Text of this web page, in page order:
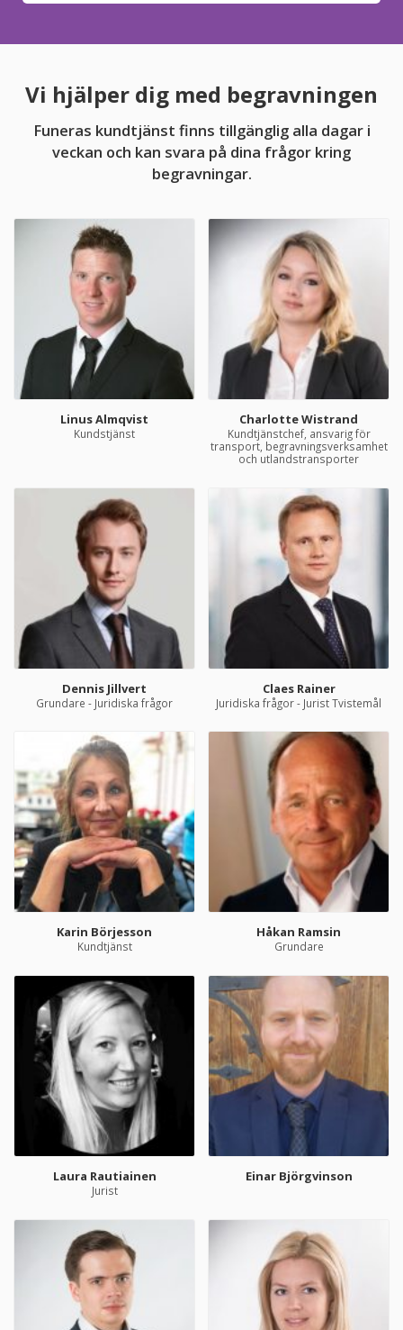
Vi hjälper dig med begravningen
Funeras kundtjänst finns tillgänglig alla dagar i
veckan och kan svara på dina frågor kring
begravningar.
Linus Almqvist
Kundstjänst
Charlotte Wistrand
Kundtjänstchef, ansvarig för
transport, begravningsverksamhet
och utlandstransporter
Dennis Jillvert
Grundare - Juridiska frågor
Claes Rainer
Juridiska frågor - Jurist Tvistemål
Karin Börjesson
Kundtjänst
Håkan Ramsin
Grundare
Laura Rautiainen
Jurist
Einar Björgvinson